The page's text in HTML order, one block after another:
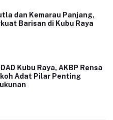
dan Kemarau Panjang,
Barisan di Kubu Raya
Kubu Raya, AKBP Rensa
Adat Pilar Penting